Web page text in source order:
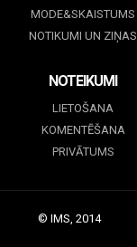
MODE&SKAISTUMS
NOTIKUMI UN ZIŅAS
NOTEIKUMI
LIETOŠANA
KOMENTĒŠANA
PRIVĀTUMS
© IMS, 2014